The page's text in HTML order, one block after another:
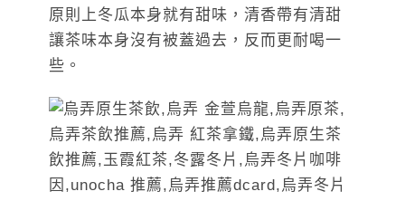
原則上冬瓜本身就有甜味，清香帶有清甜
讓茶味本身沒有被蓋過去，反而更耐喝一
些。